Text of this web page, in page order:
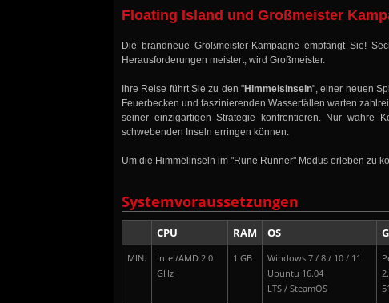
Floating Island und Großmeister
Die brandneue Großmeister-Kampagne empfängt Sie!
Herausforderungen meistert, wird Großmeister.
Ihre Reise führt Sie zu den "Himmelsinseln", einer neuen
Feuerbecken und faszinierenden Wasserfällen warten
seiner einzigartigen Strategie konfrontieren. Nur
schwebenden Inseln erringen können.
Um die Himmelinseln im "Rune Runner" Modus erleben zu
Systemvoraussetzungen
CPU RAM OS
MIN.
Intel/AMD 2.0
GHz
1 GB
Windows 7 / 8 / 10 / 11
Ubuntu 16.04
LTS / SteamOS